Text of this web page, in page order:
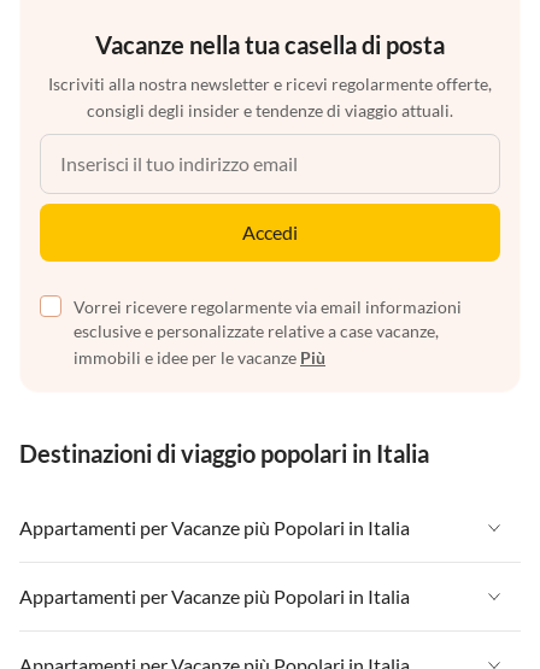
Vacanze nella tua casella di posta
Iscriviti alla nostra newsletter e ricevi regolarmente offerte,
consigli degli insider e tendenze di viaggio attuali.
Accedi
Vorrei ricevere regolarmente via email informazioni
esclusive e personalizzate relative a case vacanze,
immobili e idee per le vacanze Più
Destinazioni di viaggio popolari in Italia
Appartamenti per Vacanze più Popolari in Italia
Appartamenti per Vacanze in Italia
Appartamenti per Vacanze in Liguria
Appartamenti per Vacanze più Popolari in Italia
Appartamenti per Vacanze in Italia